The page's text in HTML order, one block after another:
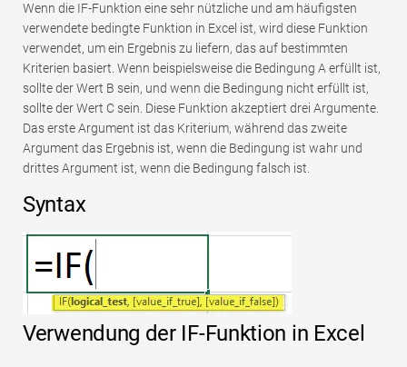
Wenn die IF-Funktion eine sehr nützliche und am häufigsten
verwendete bedingte Funktion in Excel ist, wird diese Funktion
verwendet, um ein Ergebnis zu liefern, das auf bestimmten
Kriterien basiert. Wenn beispielsweise die Bedingung A erfüllt ist,
sollte der Wert B sein, und wenn die Bedingung nicht erfüllt ist,
sollte der Wert C sein. Diese Funktion akzeptiert drei Argumente.
Das erste Argument ist das Kriterium, während das zweite
Argument das Ergebnis ist, wenn die Bedingung ist wahr und
drittes Argument ist, wenn die Bedingung falsch ist.
Syntax
Verwendung der IF-Funktion in Excel